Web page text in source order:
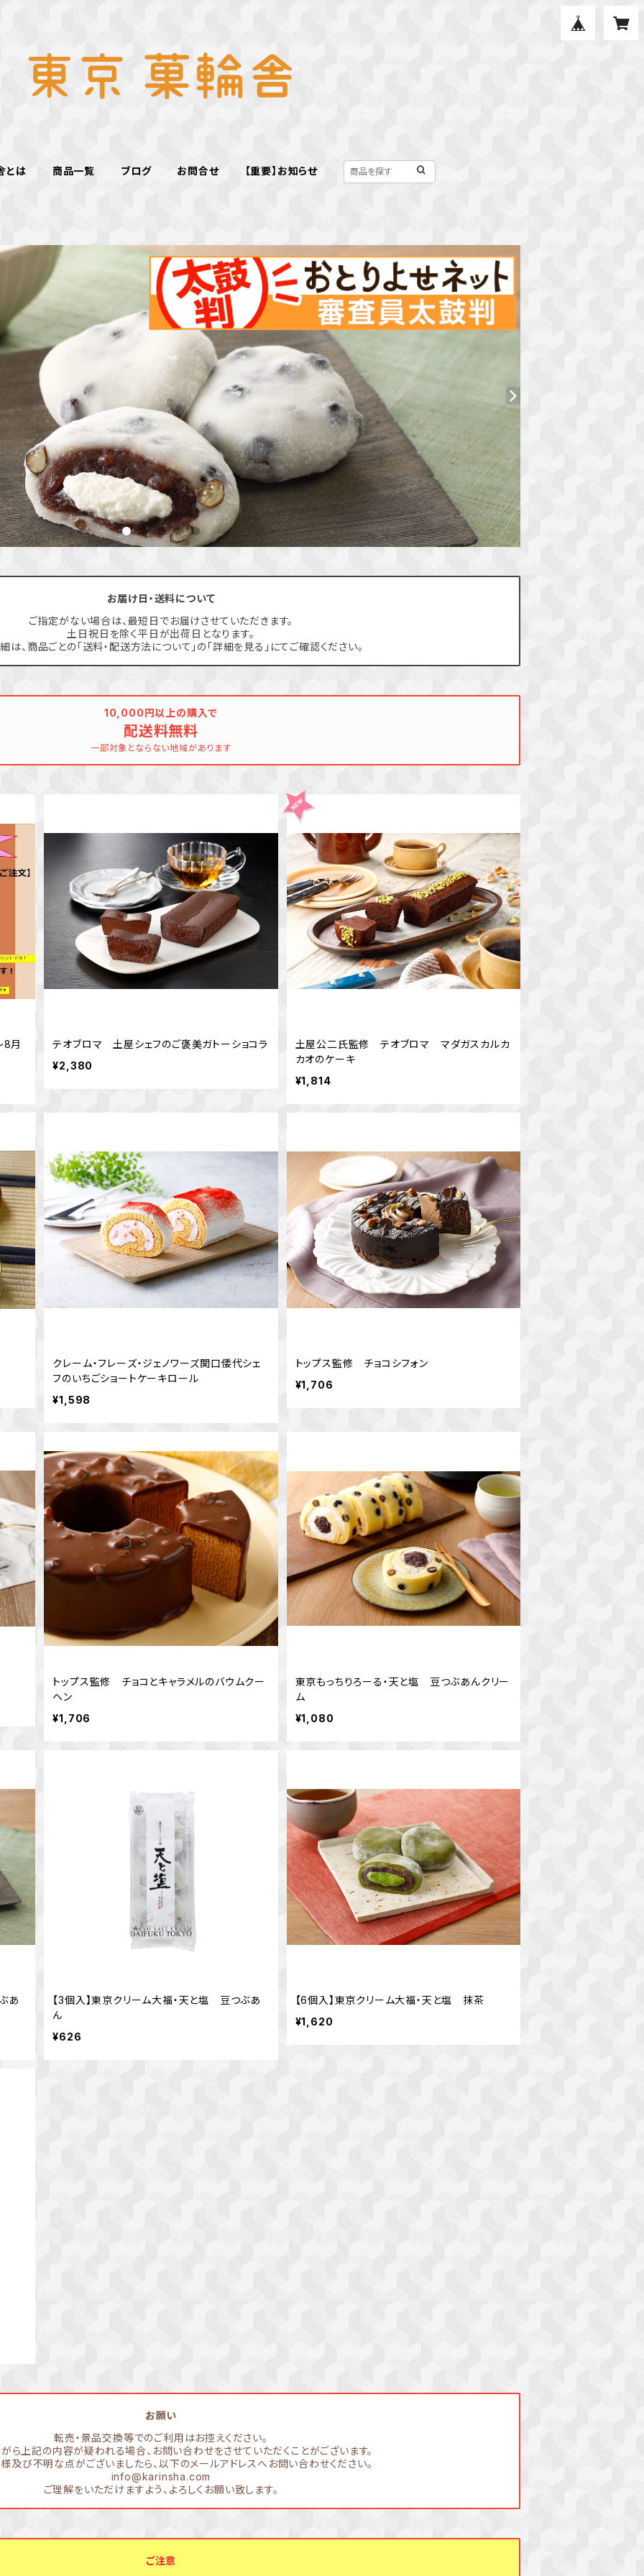
とは 商品一覧 ブログ お問合せ 【重要】お知らせ
お届け日・送料について
ご指定がない場合は、最短日でお届けさせていただきます。
土日祝日を除く平日が出荷日となります。
は、商品ごとの「送料・配送方法について」の「詳細を見る」にてご確認ください。
10,000円以上の購入で
配送料無料
一部対象とならない地域があります
8月
テオブロマ 土屋シェフのご褒美ガトーショコラ
¥2,380
土屋公二氏監修 テオブロマ マダガスカルカ
カオのケーキ
¥1,814
クレーム・フレーズ・ジェノワーズ関口倭代シェ
フのいちごショートケーキロール
¥1,598
トップス監修 チョコシフォン
¥1,706
トップス監修 チョコとキャラメルのバウムクー
ヘン
¥1,706
東京もっちりろーる・天と塩 豆つぶあんクリー
ム
¥1,080
あ
【3個入】東京クリーム大福・天と塩 豆つぶあ
ん
¥626
【6個入】東京クリーム大福・天と塩 抹茶
¥1,620
お願い
転売・景品交換等でのご利用はお控えください。
ら上記の内容が疑われる場合、お問い合わせをさせていただくことがございます。
及び不明な点がございましたら、以下のメールアドレスへお問い合わせください。
info@karinsha.com
ご理解をいただけますよう、よろしくお願い致します。
ご注意